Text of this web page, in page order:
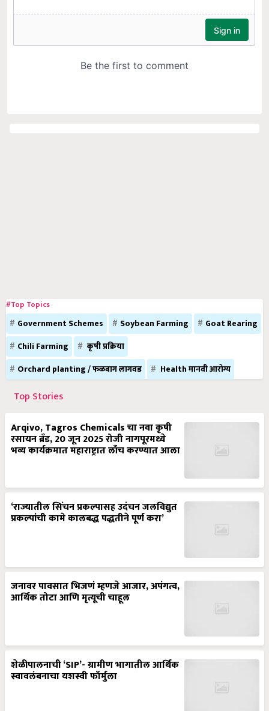
#Top Topics
Government Schemes Soybean Farming
Goat Rearing
Chili Farming
कृषी प्रक्रिया
Orchard planting / फळबाग लागवड
Health मानवी आरोग्य
Top Stories
Arqivo, Tagros Chemicals चा नवा कृषी
रसायन ब्रँड, 20 जून 2025 रोजी नागपूरमध्ये
भव्य कार्यक्रमात महाराष्ट्रात लाँच करण्यात आला
‘राज्यातील सिंचन प्रकल्पासह उदंचन जलविद्युत
प्रकल्पांची कामे कालबद्ध पद्धतीने पूर्ण करा’
जनावर पावसात भिजणं म्हणजे आजार, अपंगत्व,
आर्थिक तोटा आणि मृत्यूची चाहूल
शेळीपालनाची ‘SIP’- ग्रामीण भागातील आर्थिक
स्वावलंबनाचा यशस्वी फॉर्मुला